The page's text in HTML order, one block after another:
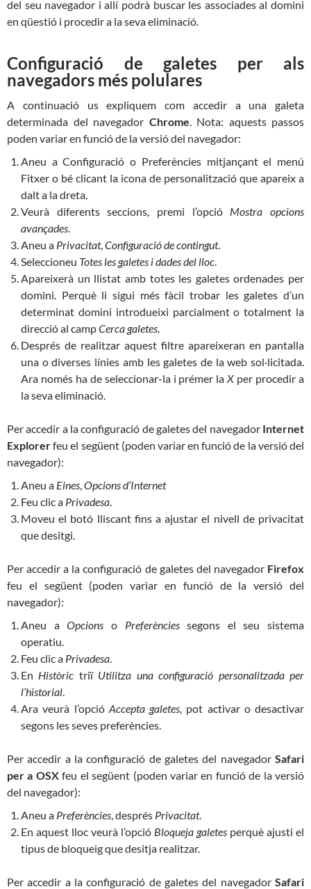
del seu navegador i allí podrà buscar les associades al domini
en qüestió i procedir a la seva eliminació.
Configuració de galetes per als
navegadors més polulares
A continuació us expliquem com accedir a una galeta
determinada del navegador Chrome . Nota: aquests passos
poden variar en funció de la versió del navegador:
Aneu a Configuració o Preferències mitjançant el menú
Fitxer o bé clicant la icona de personalització que apareix a
dalt a la dreta.
Veurà diferents seccions, premi l’opció Mostra opcions
avançades
Aneu a Privacitat, Configuració de contingut.
Seleccioneu Totes les galetes i dades del lloc
Apareixerà un llistat amb totes les galetes ordenades per
domini. Perquè li sigui més fàcil trobar les galetes d’un
determinat domini introdueixi parcialment o totalment la
direcció al campCerca galetes
Després de realitzar aquest filtre apareixeran en pantalla
una o diverses línies amb les galetes de la web sol·licitada.
Ara només ha de seleccionar-la i prémer la X per procedir a
la seva eliminació.
Per accedir a la configuració de galetes del navegadorInternet
Explorerfeu el següent (poden variar en funció de la versió del
navegador):
Aneu a Eines Opcions d’Internet
Feu clic a Privadesa
Moveu el botó lliscant fins a ajustar el nivell de privacitat
que desitgi.
Per accedir a la configuració de galetes del navegadorFirefox
feu el següent (poden variar en funció de la versió del
navegador):
Aneu aOpcions oPreferènciessegons el seu sistema
operatiu.
Feu clic a Privadesa
En Històric triï Utilitza una configuració personalitzada per
l’historial
Ara veurà l’opcióAccepta galetes , pot activar o desactivar
segons les seves preferències.
Per accedir a la configuració de galetes del navegador Safari
per a OSXfeu el següent (poden variar en funció de la versió
del navegador):
Aneu a Preferències , després Privacitat.
En aquest lloc veurà l’opció Bloqueja galetes perquè ajusti el
tipus de bloqueig que desitja realitzar.
Per accedir a la configuració de galetes del navegador Safari